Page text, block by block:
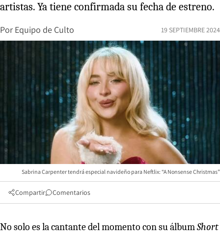
artistas. Ya tiene confirmada su fecha de estreno.
Por Equipo de Culto 19 SEPTIEMBRE 2024
Sabrina Carpenter tendrá especial navideño para Neftlix: “A Nonsense Christmas”
Compartir Comentarios
No solo es la cantante del momento con su álbumShort